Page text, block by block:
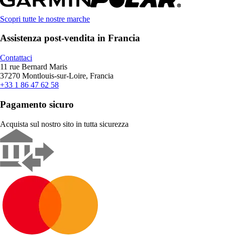
Scopri tutte le nostre marche
Assistenza post-vendita in Francia
Contattaci
11 rue Bernard Maris
37270 Montlouis-sur-Loire, Francia
+33 1 86 47 62 58
Pagamento sicuro
Acquista sul nostro sito in tutta sicurezza